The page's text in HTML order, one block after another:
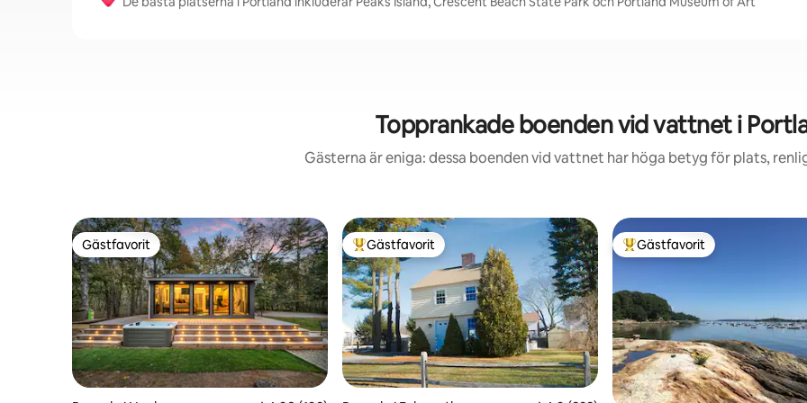
Topprankade boenden vid vattnet i
Gästerna är eniga: dessa boenden vid vattnet har höga betyg för plats,
Gästfavorit
Gästfavorit Populär gästfavorit
Gästfavorit Populär gästfavorit
Gästfavorit